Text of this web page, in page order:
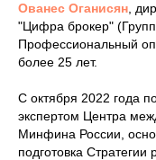
Ованес Оганисян ,
"Цифра брокер"
Профессиональный
более 25 лет.
С октября 2022 года
экспертом Центра
Минфина России,
подготовка